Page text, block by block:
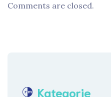
Comments are closed.
Kategorie